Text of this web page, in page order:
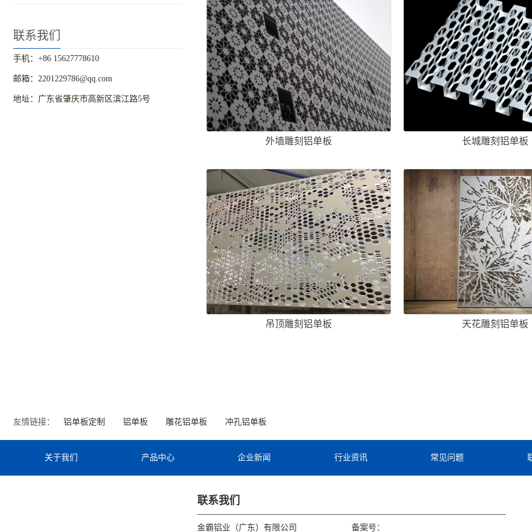
联系我们
手机：+86 15627778610
邮箱：2201229786@qq.com
地址：广东省肇庆市高新区滨江路5号
外墙雕刻铝单板 长城雕刻铝单板
吊顶雕刻铝单板 天花雕刻铝单板
友情链接： 铝单板定制 铝单板 雕花铝单板 冲孔铝单板
关于我们 产品中心 企业新闻 行业资讯 常见问题
联系我们
金霸铝业（广东）有限公司 备案号：